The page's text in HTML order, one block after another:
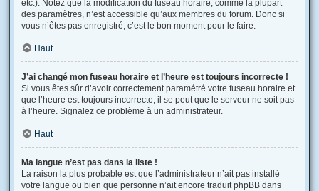
etc.). Notez que la modification du fuseau horaire, comme la plupart
des paramètres, n’est accessible qu’aux membres du forum. Donc si
vous n’êtes pas enregistré, c’est le bon moment pour le faire.
Haut
J’ai changé mon fuseau horaire et l’heure est toujours incorrecte !
Si vous êtes sûr d’avoir correctement paramétré votre fuseau horaire et
que l’heure est toujours incorrecte, il se peut que le serveur ne soit pas
à l’heure. Signalez ce problème à un administrateur.
Haut
Ma langue n’est pas dans la liste !
La raison la plus probable est que l’administrateur n’ait pas installé
votre langue ou bien que personne n’ait encore traduit phpBB dans